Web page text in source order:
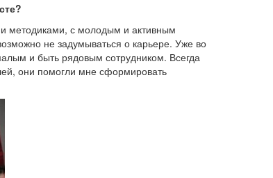
методиками, с молодым и активным
не задумываться о карьере. Уже во
и быть рядовым сотрудником. Всегда
они помогли мне сформировать